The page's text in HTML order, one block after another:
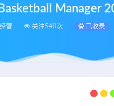
Manager
营 关注540次 已收录